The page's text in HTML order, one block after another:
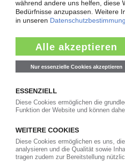
Weiterhin bietet das
Informationen wie
Nachrichten
Alle Nachrichten
Branche
Technologie
Polymerpreise
Archiv
Wer-Bietet-Was?